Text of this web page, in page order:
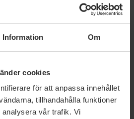
Information Om
cookies
för att anpassa innehållet
tillhandahålla funktioner
vår trafik. Vi